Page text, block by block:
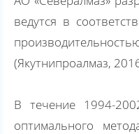
ведутся в
(Якутнипроалмаз,
В течение 1994-
оптимального